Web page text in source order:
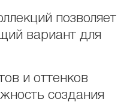
позволяет
вариант для
и оттенков
создания